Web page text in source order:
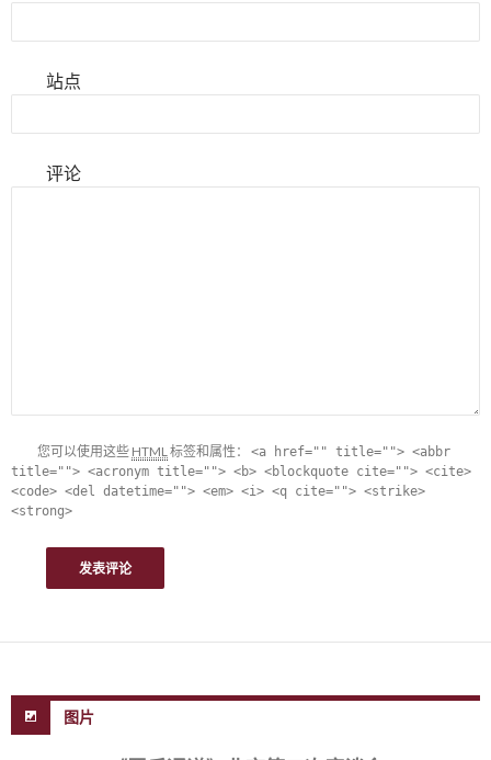
站点
评论
您可以使用这些 HTML标签和属性： <a href="" title=""> <abbr
title=""> <acronym title=""> <b> <blockquote cite=""> <cite>
<code> <del datetime=""> <em> <i> <q cite=""> <strike>
<strong>
图片